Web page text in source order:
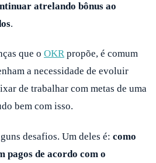
atrelando bônus ao
.
que o OKRpropõe, é comum
a necessidade de evoluir
de trabalhar com metas de uma
bem com isso.
desafios. Um deles é: como
pagos de acordo com o